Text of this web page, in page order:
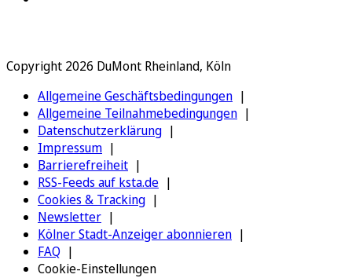
Copyright 2026 DuMont Rheinland, Köln
Allgemeine Geschäftsbedingungen
Allgemeine Teilnahmebedingungen
Datenschutzerklärung
Impressum
Barrierefreiheit
RSS-Feeds auf ksta.de
Cookies & Tracking
Newsletter
Kölner Stadt-Anzeiger abonnieren
FAQ
Cookie-Einstellungen